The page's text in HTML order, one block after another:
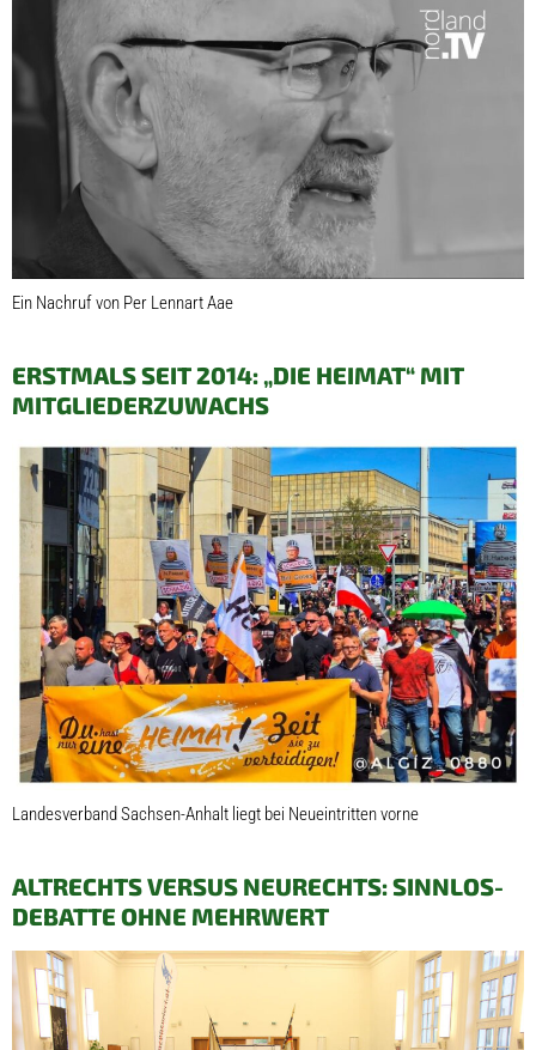
Ein Nachruf von Per Lennart Aae
ERSTMALS SEIT 2014: „DIE HEIMAT“ MIT
MITGLIEDERZUWACHS
Landesverband Sachsen-Anhalt liegt bei Neueintritten vorne
ALTRECHTS VERSUS NEURECHTS: SINNLOS-
DEBATTE OHNE MEHRWERT